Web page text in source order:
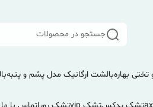
جستجو در محصولات
تختی بهارهبالشت ارگانیک مدل پشم و پنبه